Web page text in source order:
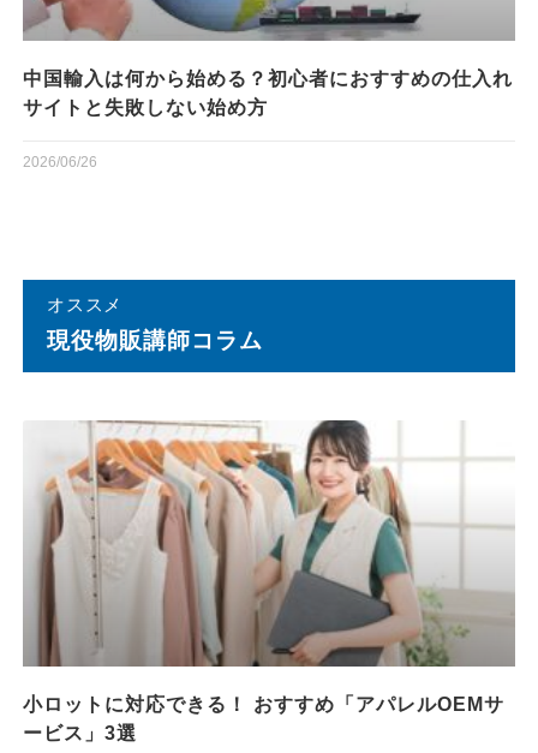
中国輸入は何から始める？初心者におすすめの仕入れ
サイトと失敗しない始め方
2026/06/26
オススメ
現役物販講師コラム
小ロットに対応できる！ おすすめ「アパレルOEMサ
ービス」3選